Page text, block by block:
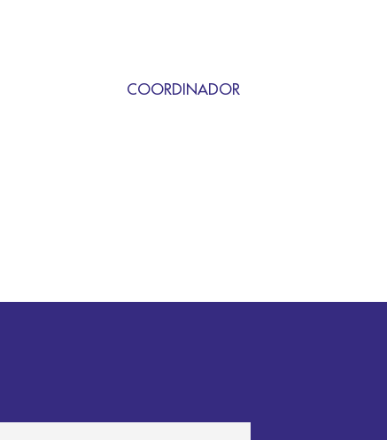
COORDINADOR